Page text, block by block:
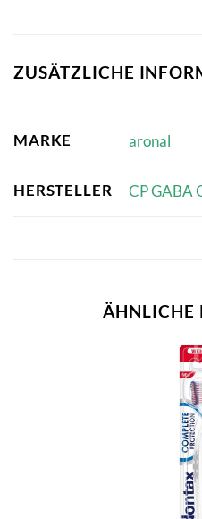
ZUSÄTZLICHE
MARKE aronal
HERSTELLER CP GABA
ÄHNLICHE